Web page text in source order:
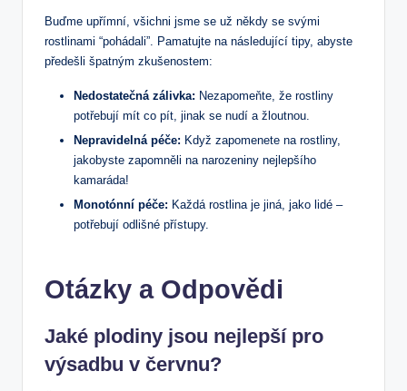
Buďme upřímní, všichni jsme se už někdy se svými
rostlinami “pohádali”. Pamatujte na následující tipy, abyste
předešli špatným zkušenostem:
Nedostatečná zálivka: Nezapomeňte, že rostliny
potřebují mít co pít, jinak se nudí a žloutnou.
Nepravidelná péče: Když zapomenete na rostliny,
jakobyste zapomněli na narozeniny nejlepšího
kamaráda!
Monotónní péče: Každá rostlina je jiná, jako lidé –
potřebují odlišné přístupy.
Otázky a Odpovědi
Jaké plodiny jsou nejlepší pro
výsadbu v červnu?